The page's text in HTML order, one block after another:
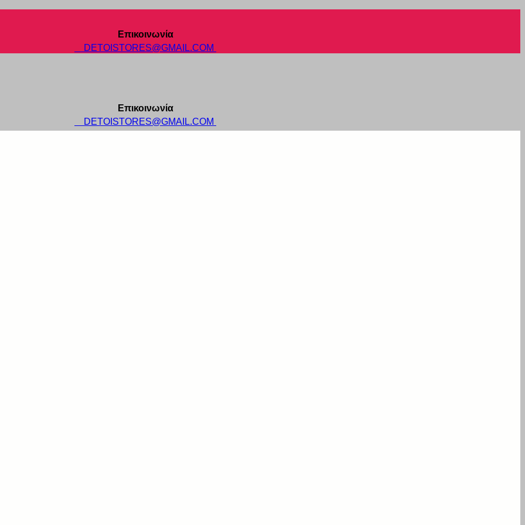
Επικοινωνία
DETOISTORES@GMAIL.COM
Επικοινωνία
DETOISTORES@GMAIL.COM